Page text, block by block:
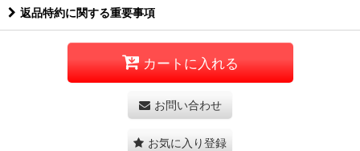
返品特約に関する重要事項
カートに入れる
お問い合わせ
お気に入り登録